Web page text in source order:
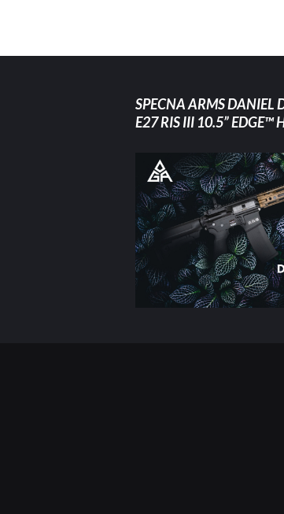
SPECNA ARMS DANIEL
E27 RIS III 10.5” EDGE™